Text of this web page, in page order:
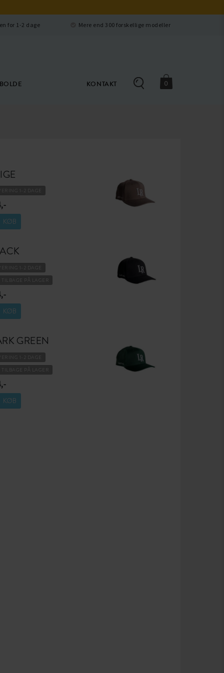
for 1-2 dage Mere end 300 forskellige modeller
KONTAKT 0
1-2 DAGE
KØB
1-2 DAGE
PÅ LAGER
KØB
GREEN
1-2 DAGE
PÅ LAGER
KØB